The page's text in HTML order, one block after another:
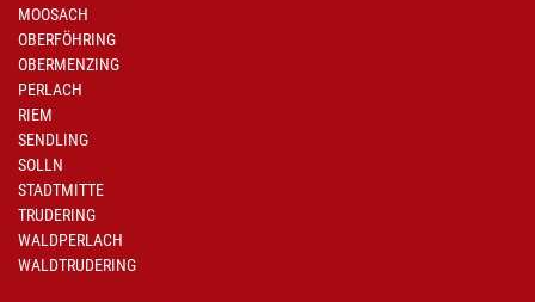
MOOSACH
OBERFÖHRING
OBERMENZING
PERLACH
RIEM
SENDLING
SOLLN
STADTMITTE
TRUDERING
WALDPERLACH
WALDTRUDERING